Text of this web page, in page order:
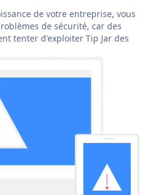
de votre entreprise, vous
de sécurité, car des
tenter d'exploiter Tip Jar des